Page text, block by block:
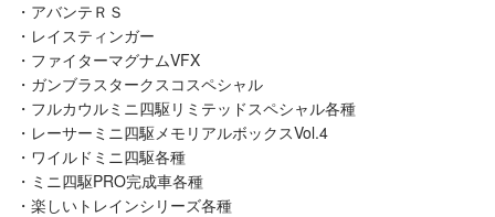
・アバンテＲＳ
・レイスティンガー
・ファイターマグナムVFX
・ガンブラスタークスコスペシャル
・フルカウルミニ四駆リミテッドスペシャル各種
・レーサーミニ四駆メモリアルボックスVol.4
・ワイルドミニ四駆各種
・ミニ四駆PRO完成車各種
・楽しいトレインシリーズ各種